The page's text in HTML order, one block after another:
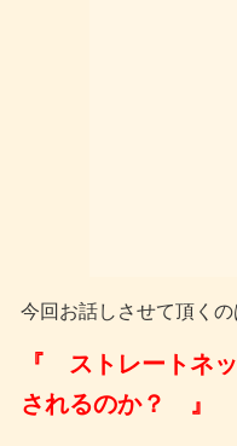
今回お話しさせて頂くの
『 ストレートネ
されるのか？ 』